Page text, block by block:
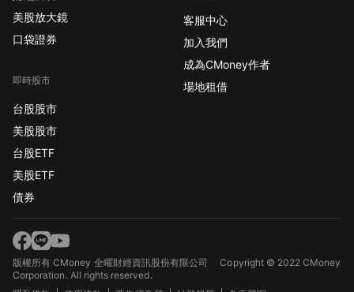
美股放大鏡
口袋證券
即時股市
台股股市
美股股市
台股ETF
美股ETF
債券
客服中心
加入我們
成為CMoney作者
場地租借
版權所有 CMoney 全曜財經資訊股份有限公司Copyright © 2022 CMoney
Corporation. All rights reserved.